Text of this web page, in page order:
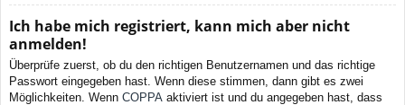
Ich habe mich registriert, kann mich aber nicht
anmelden!
Überprüfe zuerst, ob du den richtigen Benutzernamen und das richtige
Passwort eingegeben hast. Wenn diese stimmen, dann gibt es zwei
Möglichkeiten. Wenn COPPA aktiviert ist und du angegeben hast, dass